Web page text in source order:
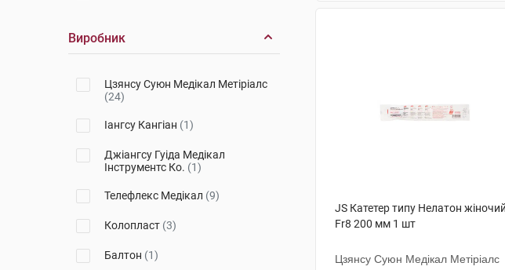
Виробник
Цзянсу Суюн Медікал Метіріалс
(24)
Іангсу Кангіан (1)
Джіангсу Гуіда Медікал
Інструментс Ко. (1)
Телефлекс Медікал (9)
Колопласт (3)
Балтон (1)
JS Катетер типу Нелатон жіночий
Fr8 200 мм 1 шт
Цзянсу Суюн Медікал Метіріалс